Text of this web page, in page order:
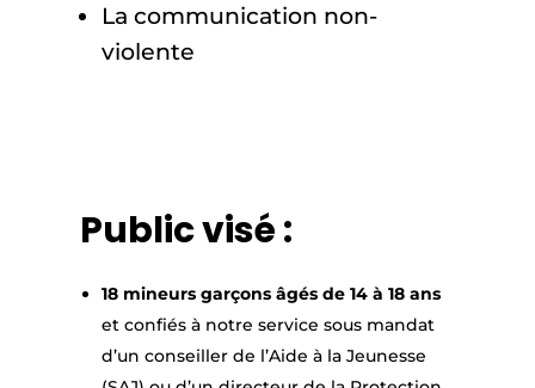
La communication non-
violente
Public visé :
18 mineurs garçons âgés de 14 à 18 ans
et confiés à notre service sous mandat
d’un conseiller de l’Aide à la Jeunesse